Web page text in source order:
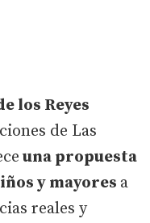
los Reyes
de Las
una propuesta
y mayoresa
reales y